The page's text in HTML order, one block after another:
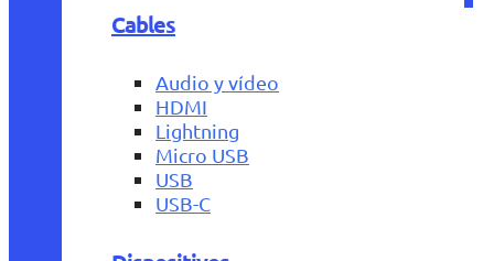
Cables
Audio y vídeo
HDMI
Lightning
Micro USB
USB
USB-C